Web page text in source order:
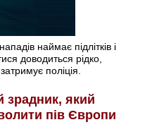
наймає підлітків і
доводиться рідко,
поліція.
зрадник, який
пів Європи